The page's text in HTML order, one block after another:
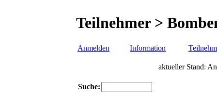
Teilnehmer >
Anmelden Information
aktueller Stand:
Suche: